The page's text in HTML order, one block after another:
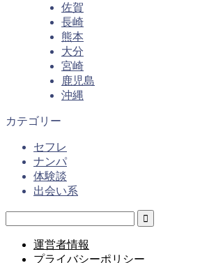
佐賀
長崎
熊本
大分
宮崎
鹿児島
沖縄
カテゴリー
セフレ
ナンパ
体験談
出会い系
運営者情報
プライバシーポリシー